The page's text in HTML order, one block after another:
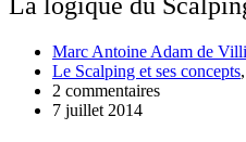
Marc Antoine Adam de
Le Scalping et ses concepts,
2 commentaires
7 juillet 2014